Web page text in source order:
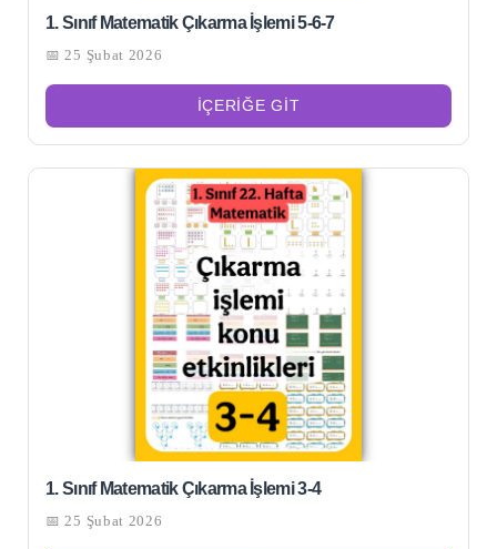
1. Sınıf Matematik Çıkarma İşlemi 5-6-7
📅 25 Şubat 2026
İÇERIĞE GIT
1. Sınıf Matematik Çıkarma İşlemi 3-4
📅 25 Şubat 2026